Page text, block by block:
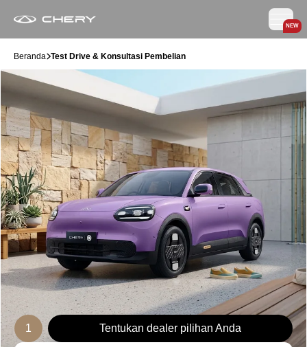
NEW
Beranda Test Drive & Konsultasi Pembelian
1 Tentukan dealer pilihan Anda